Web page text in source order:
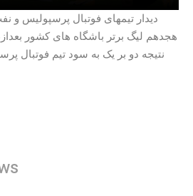
دیدار تیمهای فوتبال پرسپولیس و
نتیجه دو بر یک به سود تیم فوتبال